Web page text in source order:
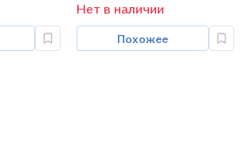
Нет в наличии
Похожее